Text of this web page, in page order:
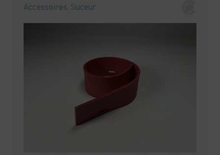
Accessoires, Suceur